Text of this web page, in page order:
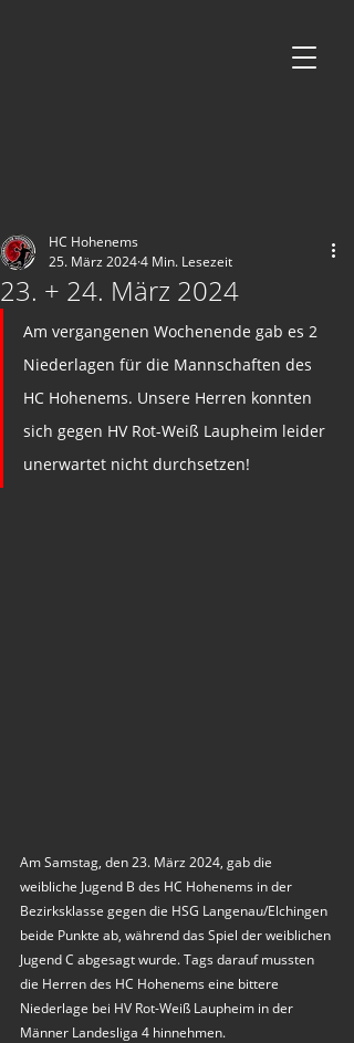
23. + 24. März 2024
HC Hohenems
25. März 20244 Min. Lesezeit
Am vergangenen Wochenende gab es 2
Niederlagen für die Mannschaften des
HC Hohenems. Unsere Herren konnten
sich gegen HV Rot-Weiß Laupheim leider
unerwartet nicht durchsetzen!
Am Samstag, den 23. März 2024, gab die
weibliche Jugend B des HC Hohenems in der
Bezirksklasse gegen die HSG Langenau/Elchingen
beide Punkte ab, während das Spiel der weiblichen
Jugend C abgesagt wurde. Tags darauf mussten
die Herren des HC Hohenems eine bittere
Niederlage bei HV Rot-Weiß Laupheim in der
Männer Landesliga 4 hinnehmen.